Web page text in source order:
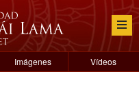
Imágenes Vídeos